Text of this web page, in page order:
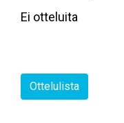
Ei otteluita
Ottelulista